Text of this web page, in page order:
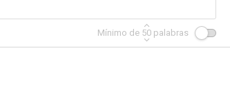
Mínimo de 50 palabras